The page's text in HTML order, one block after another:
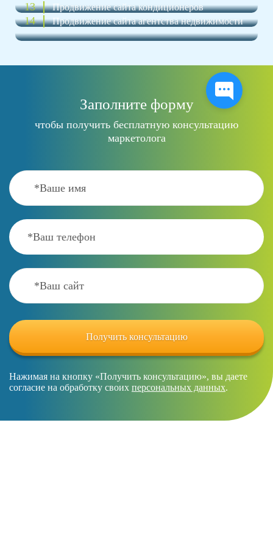
13 Продвижение сайта кондиционеров
14 Продвижение сайта агентства недвижимости
Заполните форму
чтобы получить бесплатную консультацию
маркетолога
Нажимая на кнопку «Получить консультацию», вы даете
согласие на обработку своих персональных данных.